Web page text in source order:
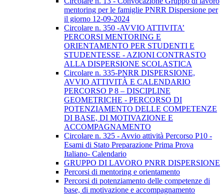
mentoring per le famiglie PNRR Dispersione per
il giorno 12-09-2024
Circolare n. 350 -AVVIO ATTIVITA’
PERCORSI MENTORING E
ORIENTAMENTO PER STUDENTI E
STUDENTESSE - AZIONI CONTRASTO
ALLA DISPERSIONE SCOLASTICA
Circolare n. 335-PNRR DISPERSIONE,
AVVIO ATTIVITÀ E CALENDARIO
PERCORSO P 8 – DISCIPLINE
GEOMETRICHE - PERCORSO DI
POTENZIAMENTO DELLE COMPETENZE
DI BASE, DI MOTIVAZIONE E
ACCOMPAGNAMENTO
Circolare n. 325 - Avvio attività Percorso P10 -
Esami di Stato Preparazione Prima Prova
Italiano- Calendario
GRUPPO DI LAVORO PNRR DISPERSIONE
Percorsi di mentoring e orientamento
Percorsi di potenziamento delle competenze di
base, di motivazione e accompagnamento